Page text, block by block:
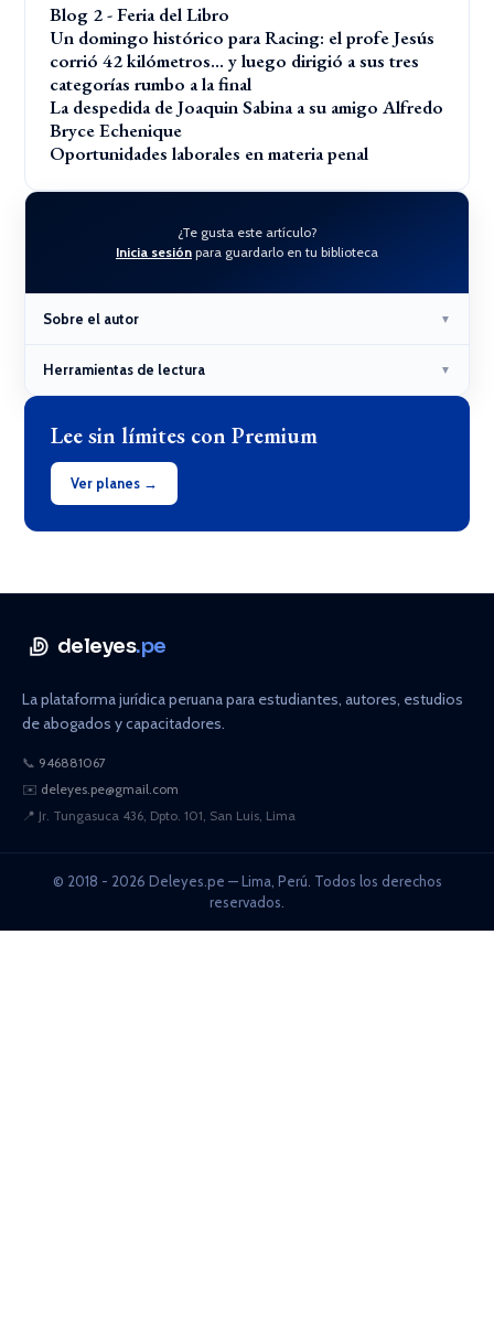
Blog 2 - Feria del Libro
Un domingo histórico para Racing: el profe Jesús
corrió 42 kilómetros… y luego dirigió a sus tres
categorías rumbo a la final
La despedida de Joaquin Sabina a su amigo Alfredo
Bryce Echenique
Oportunidades laborales en materia penal
¿Te gusta este artículo?
Inicia sesión para guardarlo en tu biblioteca
Sobre el autor ▼
Herramientas de lectura ▼
Lee sin límites con Premium
Ver planes →
deleyes.pe
La plataforma jurídica peruana para estudiantes, autores, estudios
de abogados y capacitadores.
📞 946881067
✉️ deleyes.pe@gmail.com
📍 Jr. Tungasuca 436, Dpto. 101, San Luis, Lima
© 2018 - 2026 Deleyes.pe — Lima, Perú. Todos los derechos
reservados.